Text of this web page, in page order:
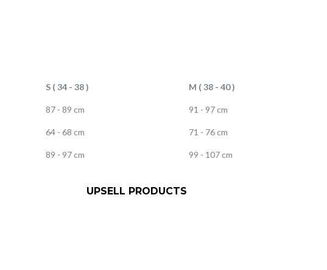
S ( 34 - 38 ) M ( 38 - 40 )
87 - 89 cm 91 - 97 cm
64 - 68 cm 71 - 76 cm
89 - 97 cm 99 - 107 cm
UPSELL PRODUCTS